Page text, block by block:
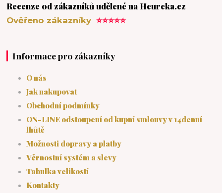
Recenze od zákazníků udělené na Heureka.cz
Ověřeno zákazníky⭐⭐⭐⭐⭐
Informace pro zákazníky
O nás
Jak nakupovat
Obchodní podmínky
ON-LINE odstoupení od kupní smlouvy v 14denní
lhůtě
Možnosti dopravy a platby
Věrnostní systém a slevy
Tabulka velikostí
Kontakty